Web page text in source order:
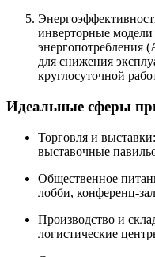
инверторные
энергопотребления
для снижения
круглосуточной
Идеальные сферы
Торговля и выставки:
выставочные
Общественное
лобби, конференц-
Производство и
логистические